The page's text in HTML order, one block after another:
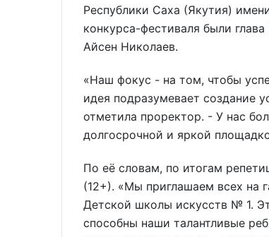
Республики Саха (Якутия)
конкурса-фестиваля были
Айсен Николаев.
«Наш фокус - на том, чтобы
идея подразумевает создание
отметила проректор. - У нас
долгосрочной и яркой
По её словам, по итогам
(12+). «Мы приглашаем всех на
Детской школы искусств № 1.
способны наши талантливые